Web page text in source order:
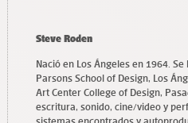
Steve Roden
Nació en Los Ángeles en 1964.
Parsons School of Design, Los
Art Center College of Design,
escritura, sonido, cine/video y